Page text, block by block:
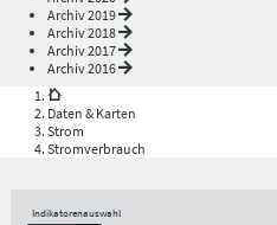
Archiv 2019
Archiv 2018
Archiv 2017
Archiv 2016
Daten & Karten
Strom
Stromverbrauch
Indikatorenauswahl